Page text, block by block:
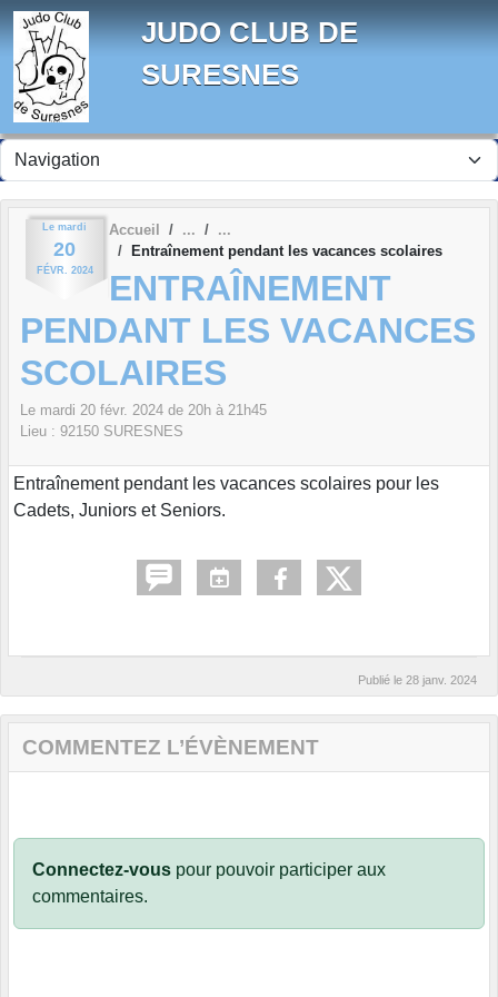
JUDO CLUB DE
SURESNES
Le mardi
20
FÉVR. 2024
Accueil
Entraînement pendant les vacances scolaires
ENTRAÎNEMENT
PENDANT LES VACANCES
SCOLAIRES
Le mardi 20 févr. 2024 de 20h à 21h45
Lieu : 92150 SURESNES
Entraînement pendant les vacances scolaires pour les
Cadets, Juniors et Seniors.
Publié le 28 janv. 2024
COMMENTEZ L’ÉVÈNEMENT
Connectez-vous pour pouvoir participer aux
commentaires.
Panneau de gestion des cookies